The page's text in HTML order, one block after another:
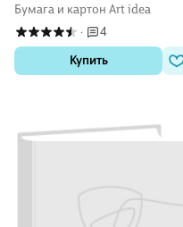
Бумага и картон Art idea
·
4
Купить